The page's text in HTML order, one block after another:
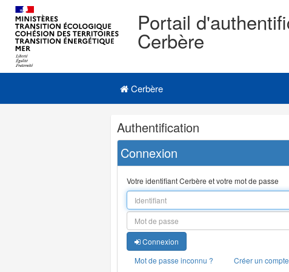
Portail
Cerbère
Navigation
Menu principal
Cerbère
Navigation
et
outils
annexes
Authentification
Connexion
Votre identifiant Cerbère et votre mot de passe
Connexion
Mot de passe inconnu ?
Créer un